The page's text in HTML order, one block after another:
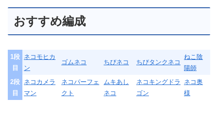
おすすめ編成
1段
目
ネコモヒカ
ン
ゴムネコ ちびネコ ちびタンクネコ
ねこ陰
陽師
2段
目
ネコカメラ
マン
ネコパーフェ
クト
ムキあし
ネコ
ネコキングドラ
ゴン
ネコ奥
様